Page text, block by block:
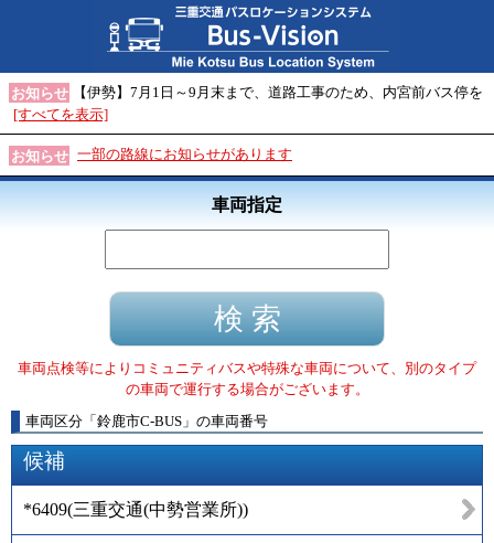
お知らせ
【伊勢】7月1日～9月末まで、道路工事のため、内宮前バス停を
[すべてを表示]
お知らせ 一部の路線にお知らせがあります
車両指定
車両点検等によりコミュニティバスや特殊な車両について、別のタイプ
の車両で運行する場合がございます。
車両区分 「 鈴鹿市C-BUS 」 の車両番号
候補
*6409(三重交通(中勢営業所))